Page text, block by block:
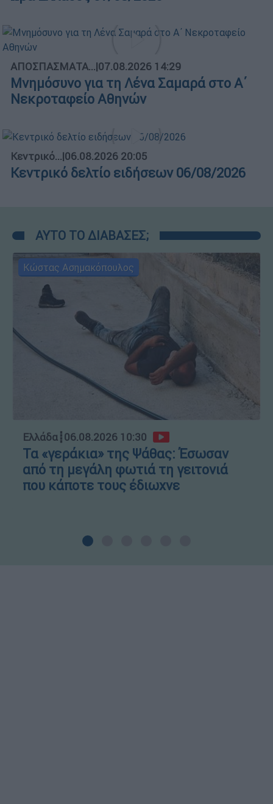
ΑΠΟΣΠΑΣΜΑΤΑ...|07.08.2026 14:29
Μνημόσυνο για τη Λένα Σαμαρά στο Α΄
Νεκροταφείο Αθηνών
Κεντρικό...|06.08.2026 20:05
Κεντρικό δελτίο ειδήσεων 06/08/2026
ΑΥΤΟ ΤΟ ΔΙΑΒΑΣΕΣ;
Κώστας Ασημακόπουλος
Ελλάδα┋06.08.2026 10:30
Τα «γεράκια» της Ψάθας: Έσωσαν
από τη μεγάλη φωτιά τη γειτονιά
που κάποτε τους έδιωχνε